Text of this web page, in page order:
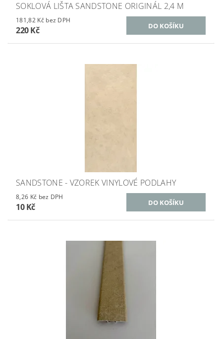
SOKLOVÁ LIŠTA SANDSTONE ORIGINÁL 2,4 M
181,82 Kč bez DPH
220 Kč
SANDSTONE - VZOREK VINYLOVÉ PODLAHY
8,26 Kč bez DPH
10 Kč